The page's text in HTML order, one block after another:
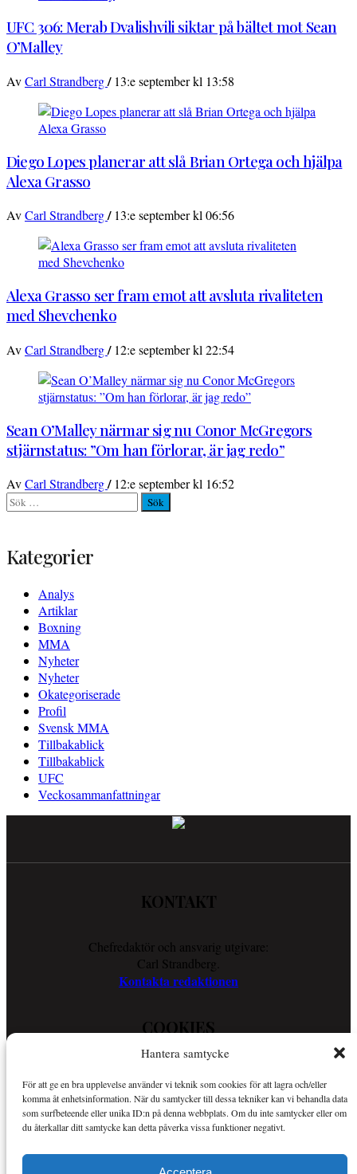
Hantera samtycke
För att ge en bra upplevelse använder vi teknik som cookies för att lagra och/eller
komma åt enhetsinformation. När du samtycker till dessa tekniker kan vi behandla data
som surfbeteende eller unika ID:n på denna webbplats. Om du inte samtycker eller om
du återkallar ditt samtycke kan detta påverka vissa funktioner negativt.
UFC 306: Merab Dvalishvili siktar på bältet mot Sean
O’Malley
AvCarl Strandberg/ 13:e september kl 13:58
Diego Lopes planerar att slå Brian Ortega och hjälpa
Alexa Grasso
AvCarl Strandberg/ 13:e september kl 06:56
Alexa Grasso ser fram emot att avsluta rivaliteten
med Shevchenko
AvCarl Strandberg/ 12:e september kl 22:54
Sean O’Malley närmar sig nu Conor McGregors
stjärnstatus: ”Om han förlorar, är jag redo”
AvCarl Strandberg/ 12:e september kl 16:52
Sök
efter:
Kategorier
Analys
Artiklar
Boxning
MMA
Nyheter
Nyheter
Okategoriserade
Profil
Svensk MMA
Tillbakablick
Tillbakablick
UFC
Veckosammanfattningar
KONTAKT
Chefredaktör och ansvarig utgivare:
Carl Strandberg.
Kontakta redaktionen
COOKIES
din läsupplevelse.
Så använder vi cookies
OM SPORTKURIREN